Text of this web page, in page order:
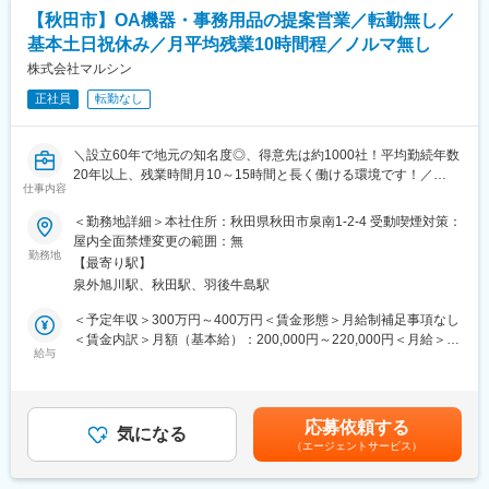
■キャリアアップについて：
本人の頑張りを昇給、昇格にて評価される制度が御座います。ま
た、事業拡大に伴い、新規の営業所も出店しており、営業所長や
エリアを管理する責任者などのポストがある為、早期のキャリア
アップが見込めます。 ※実際に入社4年前後で所長になった中途入
社の方もいらっしゃいます。
■会社情報：
当社は入院中に必要となるアメニティ(パジャマ・タオル・日用
品）をレンタルするアメニティサポートシステムを提供している
レンタルだけでなく、病院・介護施設内での申込の受付業務から
ご利用者への提供・回収・請求まで全て弊社で受け持っておりま
す。そのため医療・介護施設の業務負担の軽減もでき多くのメリ
ットがあります。拠点は北海道から九州まで展開し、毎年増収・
変更の範囲：会社の定める業務
通じて上下する可能性があります。月給(月額)は固定手当を含めた
表記です。
【秋田市】OA機器・事務用品の提案営業／転勤無し／
基本土日祝休み／月平均残業10時間程／ノルマ無し
株式会社マルシン
正社員 転勤なし
仕事内容
＼設立60年で地元の知名度◎、得意先は約1000社！平均勤続年数
20年以上、残業時間月10～15時間と長く働ける環境です！／
■業務内容：
秋田市の企業様を中心に事務用品、文具用品の販売を手掛けてい
る同社にて営業職として業務をご担当頂きます。
レイアウト、内装、照明、什器備品、OA機器等、様々な観点から
快適なオフィス環境を創出いただく事がミッションとなります。
コスト削減や快適な環境造り等の観点から営業いただきます。
オンライン発注なども行っているため顧客先の要望に応じて柔軟
■営業方法について：
新規２割：既存８割になりますお取引のある顧客のフォロー営業
勤務地
＜勤務地詳細＞本社住所：秋田県秋田市泉南1-2-4 受動喫煙対策：
屋内全面禁煙変更の範囲：無
【最寄り駅】
泉外旭川駅、秋田駅、羽後牛島駅
給与
＜予定年収＞300万円～400万円＜賃金形態＞月給制補足事項なし
＜賃金内訳＞月額（基本給）：200,000円～220,000円＜月給＞
気になる 応募依頼する
（エージェントサービス）